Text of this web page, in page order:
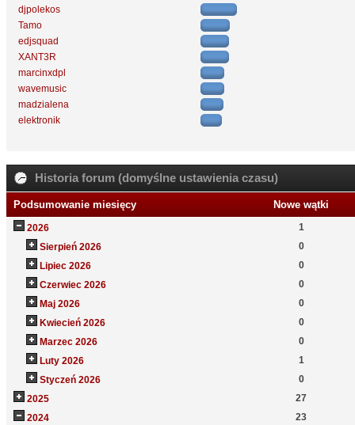
djpolekos
Tamo
edjsquad
XANT3R
marcinxdpl
wavemusic
madzialena
elektronik
Historia forum (domyślne ustawienia czasu)
Podsumowanie miesięcy Nowe wątki
2026
1
Sierpień 2026
0
Lipiec 2026
0
Czerwiec 2026
0
Maj 2026
0
Kwiecień 2026
0
Marzec 2026
0
Luty 2026
1
Styczeń 2026
0
2025
27
2024
23